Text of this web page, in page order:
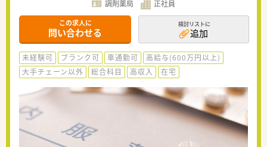
調剤薬局 正社員
この求人に
問い合わせる
検討リストに
追加
未経験可 ブランク可 車通勤可
高給与(600万円以上)
大手チェーン以外
総合科目 高収入 在宅